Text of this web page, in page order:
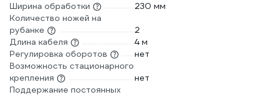
Ширина обработки
230 мм
Количество ножей на
рубанке
2
Длина кабеля
4 м
Регулировка оборотов
нет
Возможность стационарного
крепления
нет
Поддержание постоянных